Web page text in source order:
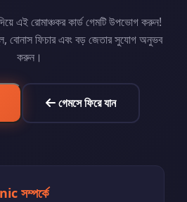
এই রোমাঞ্চকর কার্ড গেমটি উপভোগ করুন!
বোনাস ফিচার এবং বড় জেতার সুযোগ অনুভব
করুন।
গেমসে ফিরে যান
সম্পর্কে